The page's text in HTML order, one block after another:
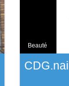
Beauté